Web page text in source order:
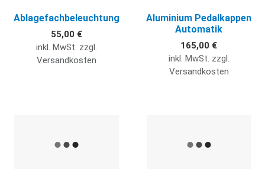
Ablagefachbeleuchtung
55,00 €
inkl. MwSt. zzgl.
Versandkosten
Aluminium Pedalkappen
Automatik
165,00 €
inkl. MwSt. zzgl.
Versandkosten